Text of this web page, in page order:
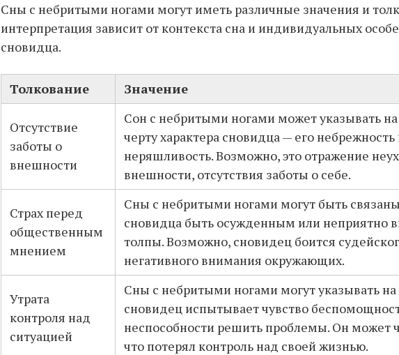
Сны с небритыми ногами могут иметь различные значения и
интерпретация зависит от контекста сна и индивидуальных
сновидца.
Толкование Значение
Отсутствие
заботы о
внешности
Сон с небритыми ногами может указывать
черту характера сновидца — его небрежность
неряшливость. Возможно, это отражение
внешности, отсутствия заботы о себе.
Страх перед
общественным
мнением
Сны с небритыми ногами могут быть
сновидца быть осужденным или неприятно
толпы. Возможно, сновидец боится
негативного внимания окружающих.
Утрата
контроля над
ситуацией
Сны с небритыми ногами могут указывать на
сновидец испытывает чувство
неспособности решить проблемы. Он может
что потерял контроль над своей жизнью.